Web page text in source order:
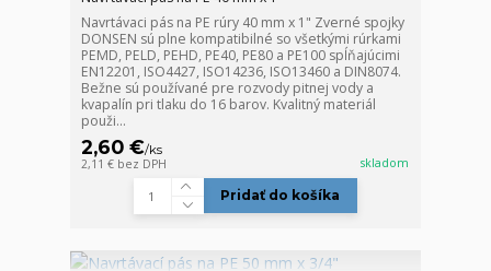
Navrtávaci pás na PE rúry 40 mm x 1" Zverné spojky
DONSEN sú plne kompatibilné so všetkými rúrkami
PEMD, PELD, PEHD, PE40, PE80 a PE100 spĺňajúcimi
EN12201, ISO4427, ISO14236, ISO13460 a DIN8074.
Bežne sú používané pre rozvody pitnej vody a
kvapalín pri tlaku do 16 barov. Kvalitný materiál
použi...
2,60 €/ks
2,11 € bez DPH skladom
Pridať do košíka